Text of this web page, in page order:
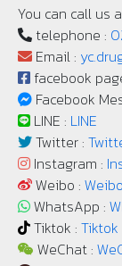
You can call us
telephone :
Email :
facebook
Facebook
LINE : LINE
Twitter :
Instagram :
Weibo : Weibo
WhatsApp :
Tiktok : Tiktok
WeChat :